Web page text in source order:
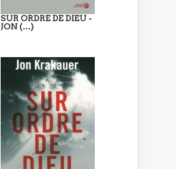
SUR ORDRE DE DIEU -
JON (…)